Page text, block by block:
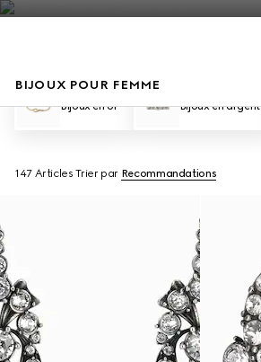
BIJOUX POUR FEMME
Bijoux en or Bijoux en argent
147 Articles Trier par Recommandations